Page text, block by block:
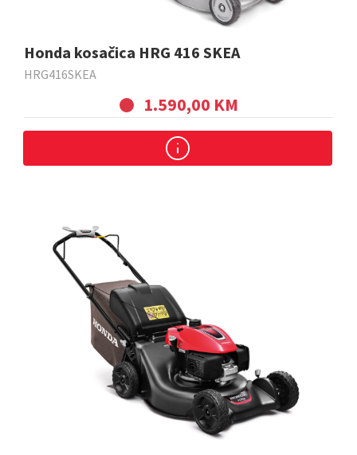
Honda kosačica HRG 416 SKEA
HRG416SKEA
1.590,00 KM